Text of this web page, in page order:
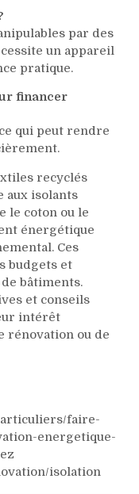
par des
un appareil
pratique.
financer
qui peut rendre
recyclés
aux isolants
le coton ou le
énergétique
Ces
budgets et
bâtiments.
et conseils
intérêt
rénovation ou de
faire-
energetique-
isolation